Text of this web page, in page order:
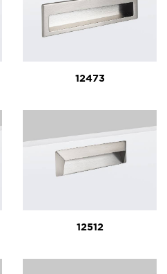
12473
12512